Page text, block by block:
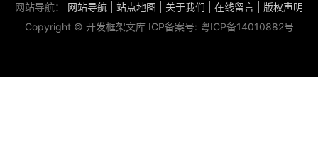
网站导航： 网站导航 站点地图 关于我们 在线留言
版权声明
Copyright © 开发框架文库 ICP备案号: 粤ICP备14010882号